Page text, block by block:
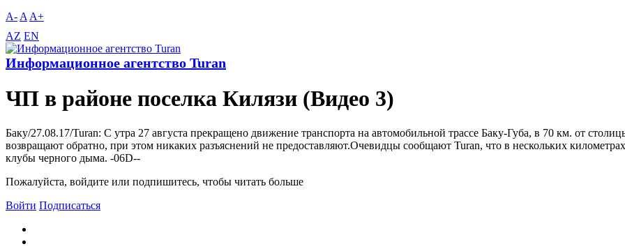
A- A A+
AZ EN
Информационное агентство Turan
ЧП в районе поселка Килязи (Видео 3)
Баку/27.08.17/Turan: С утра 27 августа прекращено движение транспорта на автомобильной трассе Баку-Губа, в 70 км. от
возвращают обратно, при этом никаких разъяснений не предоставляют.Очевидцы сообщают Turan, что в нескольких
клубы черного дыма. -06D--
Пожалуйста, войдите или подпишитесь, чтобы читать больше
Войти Подписаться